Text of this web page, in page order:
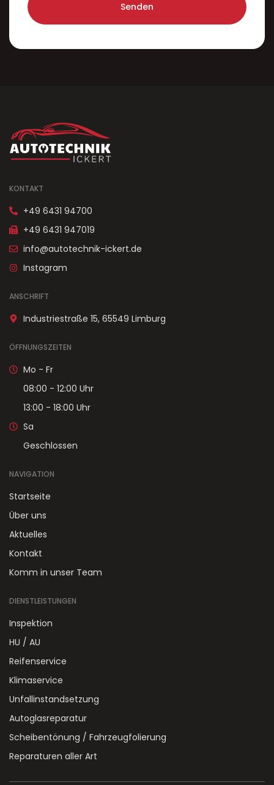
Senden
KONTAKT
+49 6431 94700
+49 6431 947019
info@autotechnik-ickert.de
Instagram
ANSCHRIFT
Industriestraße 15, 65549 Limburg
ÖFFNUNGSZEITEN
Mo - Fr
08:00 - 12:00 Uhr
13:00 - 18:00 Uhr
Sa
Geschlossen
NAVIGATION
Startseite
Über uns
Aktuelles
Kontakt
Komm in unser Team
DIENSTLEISTUNGEN
Inspektion
HU / AU
Reifenservice
Klimaservice
Unfallinstandsetzung
Autoglasreparatur
Scheibentönung / Fahrzeugfolierung
Reparaturen aller Art